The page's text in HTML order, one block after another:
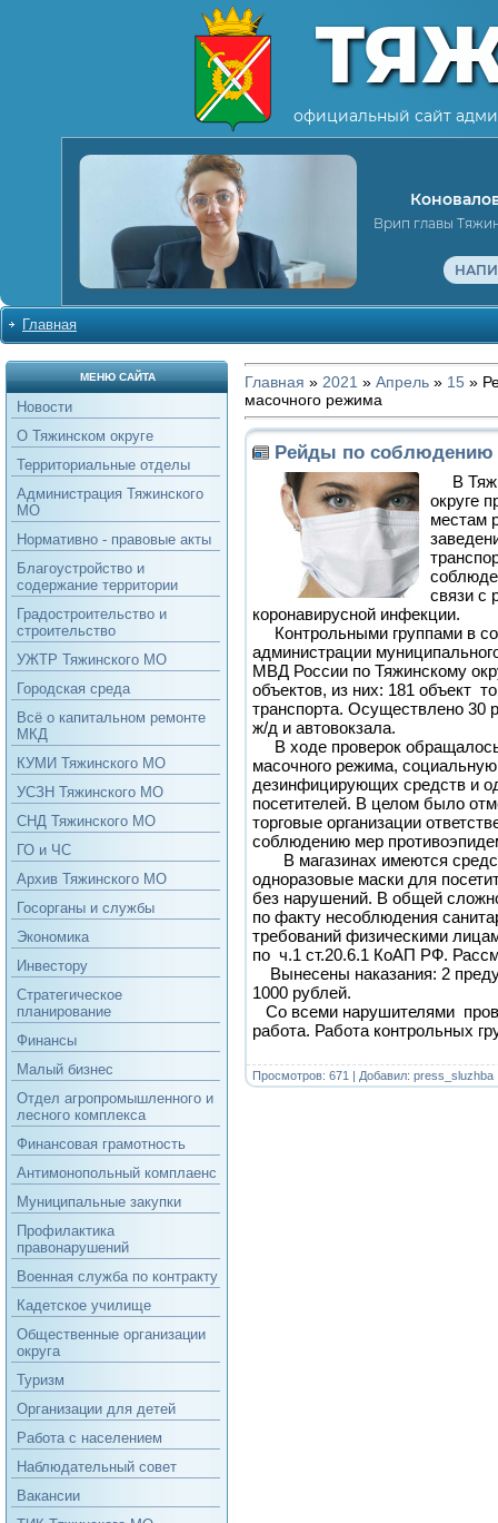
официальный сайт
Врип главы
Главная
МЕНЮ САЙТА
Новости
О Тяжинском округе
Территориальные отделы
Администрация Тяжинского
МО
Нормативно - правовые акты
Благоустройство и
содержание территории
Градостроительство и
строительство
УЖТР Тяжинского МО
Городская среда
Всё о капитальном ремонте
МКД
КУМИ Тяжинского МО
УСЗН Тяжинского МО
СНД Тяжинского МО
ГО и ЧС
Архив Тяжинского МО
Госорганы и службы
Экономика
Инвестору
Стратегическое
планирование
Финансы
Малый бизнес
Отдел агропромышленного и
лесного комплекса
Финансовая грамотность
Антимонопольный комплаенс
Муниципальные закупки
Профилактика
правонарушений
Военная служба по контракту
Кадетское училище
Общественные организации
округа
Туризм
Организации для детей
Работа с населением
Наблюдательный совет
Вакансии
Главная » 2021 » Апрель » 15 »
масочного режима
Рейды по соблюдению
В
округе
местам
связи с
коронавирусной инфекции.
Контрольными группами в
администрации
МВД России по Тяжинскому
объектов, из них: 181 объект
транспорта. Осуществлено 30
ж/д и автовокзала.
В ходе проверок
масочного режима,
дезинфицирующих средств и
посетителей. В целом было
торговые организации
соблюдению мер
В магазинах имеются
одноразовые маски для
без нарушений. В общей
по факту несоблюдения
требований физическими
по ч.1 ст.20.6.1 КоАП РФ.
Вынесены наказания: 2
1000 рублей.
Со всеми нарушителями
работа. Работа контрольных
Просмотров: 671 | Добавил: press_sluzhba